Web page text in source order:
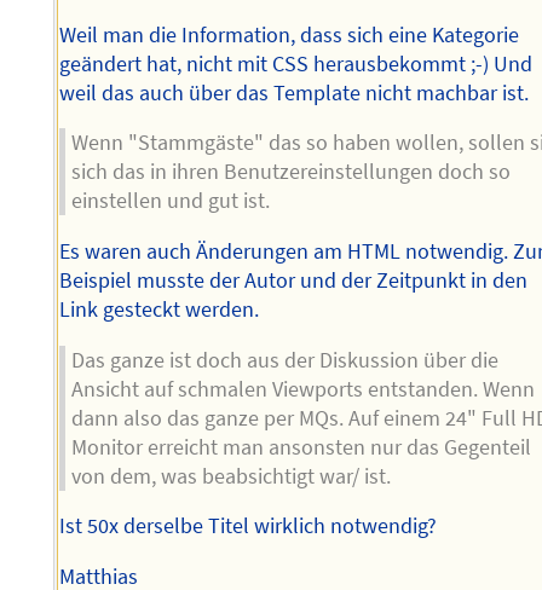
Weil man die Information, dass sich eine Kategorie
geändert hat, nicht mit CSS herausbekommt ;-) Und
weil das auch über das Template nicht machbar ist.
Wenn "Stammgäste" das so haben wollen, sollen
sich das in ihren Benutzereinstellungen doch so
einstellen und gut ist.
Es waren auch Änderungen am HTML notwendig.
Beispiel musste der Autor und der Zeitpunkt in den
Link gesteckt werden.
Das ganze ist doch aus der Diskussion über die
Ansicht auf schmalen Viewports entstanden. Wenn
dann also das ganze per MQs. Auf einem 24" Full
Monitor erreicht man ansonsten nur das Gegenteil
von dem, was beabsichtigt war/ ist.
Ist 50x derselbe Titel wirklich notwendig?
Matthias